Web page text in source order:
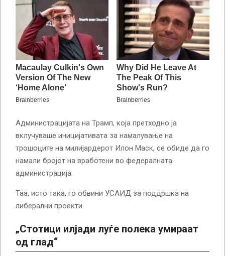
Администрацијата на Трамп, која претходно ја
вклучуваше иницијативата за намалување на
трошоците на милијардерот Илон Маск, се обиде да го
намали бројот на вработени во федералната
администрација.
Таа, исто така, го обвини УСАИД за поддршка на
либерални проекти.
„Стотици илјади луѓе полека умираат
од глад“